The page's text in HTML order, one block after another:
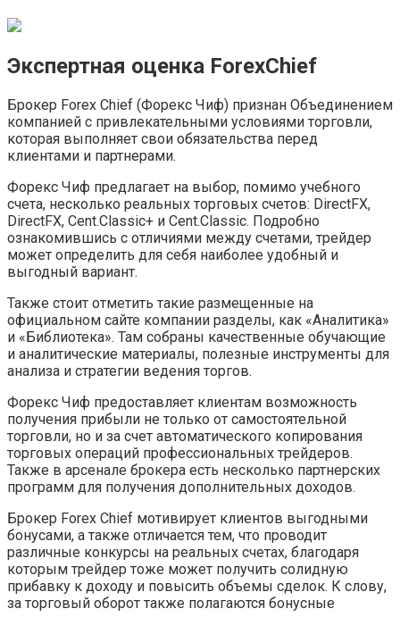
Экспертная оценка ForexChief
Брокер Forex Chief (Форекс Чиф) признан Объединением
компанией с привлекательными условиями торговли,
которая выполняет свои обязательства перед
клиентами и партнерами.
Форекс Чиф предлагает на выбор, помимо учебного
счета, несколько реальных торговых счетов: DirectFX,
DirectFX, Cent.Classic+ и Cent.Classic. Подробно
ознакомившись с отличиями между счетами, трейдер
может определить для себя наиболее удобный и
выгодный вариант.
Также стоит отметить такие размещенные на
официальном сайте компании разделы, как «Аналитика»
и «Библиотека». Там собраны качественные обучающие
и аналитические материалы, полезные инструменты для
анализа и стратегии ведения торгов.
Форекс Чиф предоставляет клиентам возможность
получения прибыли не только от самостоятельной
торговли, но и за счет автоматического копирования
торговых операций профессиональных трейдеров.
Также в арсенале брокера есть несколько партнерских
программ для получения дополнительных доходов.
Брокер Forex Chief мотивирует клиентов выгодными
бонусами, а также отличается тем, что проводит
различные конкурсы на реальных счетах, благодаря
которым трейдер тоже может получить солидную
прибавку к доходу и повысить объемы сделок. К слову,
за торговый оборот также полагаются бонусные